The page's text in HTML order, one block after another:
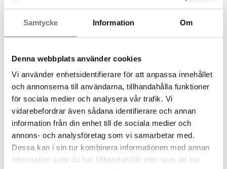
Samtycke Information Om
Denna webbplats använder cookies
Vi använder enhetsidentifierare för att anpassa innehållet
och annonserna till användarna, tillhandahålla funktioner
för sociala medier och analysera vår trafik. Vi
vidarebefordrar även sådana identifierare och annan
information från din enhet till de sociala medier och
annons- och analysföretag som vi samarbetar med.
Dessa kan i sin tur kombinera informationen med annan
information som du har tillhandahållit eller som de har
denna produkt
Pine Stor bricka
699 kr
Disktrasa Pine
39 kr